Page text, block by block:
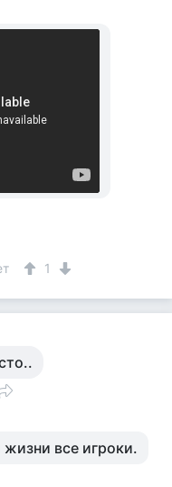
1
все игроки.